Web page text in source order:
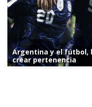
Argentina y el fútbol,
crear pertenencia